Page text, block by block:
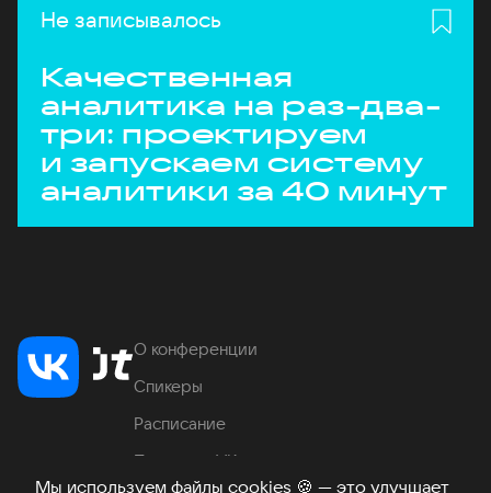
Мы используем файлы cookies 🍪 — это улучшает
Не записывалось
Качественная
аналитика на раз-два-
три: проектируем
и запускаем систему
аналитики за 40 минут
О конференции
Спикеры
Расписание
Продукты VK